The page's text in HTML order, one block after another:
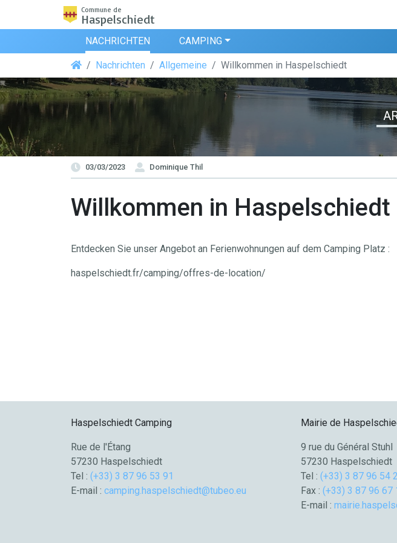
Commune de
Haspelschiedt
NACHRICHTEN CAMPING
Nachrichten Allgemeine Willkommen in Haspelschiedt
03/03/2023 Dominique Thil
Willkommen in Haspelschiedt
Entdecken Sie unser Angebot an Ferienwohnungen auf dem Camping Platz :
haspelschiedt.fr/camping/offres-de-location/
Haspelschiedt Camping
Rue de l'Étang
57230 Haspelschiedt
Tel : (+33) 3 87 96 53 91
E-mail : camping.haspelschiedt@tubeo.eu
Mairie de
9 rue du Général Stuhl
57230 Haspelschiedt
Tel : (+33) 3 87 96 54
Fax : (+33) 3 87 96 67
E-mail :